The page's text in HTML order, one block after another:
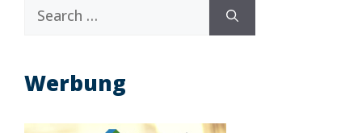
for:
Werbung